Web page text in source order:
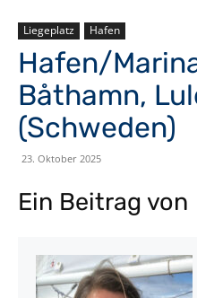
Liegeplatz Hafen
Hafen/
Båthamn,
(Schweden)
23. Oktober 2025
Ein Beitrag von